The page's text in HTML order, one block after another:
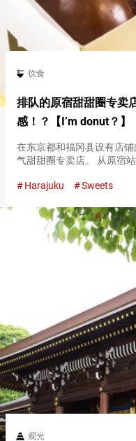
饮食
排队的原宿甜甜圈专卖
感！？【I’m donut？】
在东京都和福冈县设有店
气甜甜圈专卖店。 从原宿
Q弹柔软，仿佛在口中融化
Harajuku Sweets
观光